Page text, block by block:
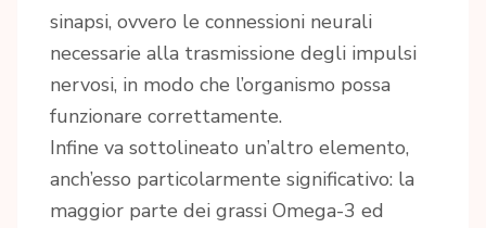
sinapsi, ovvero le connessioni neurali
necessarie alla trasmissione degli impulsi
nervosi, in modo che l’organismo possa
funzionare correttamente.
Infine va sottolineato un’altro elemento,
anch’esso particolarmente significativo: la
maggior parte dei grassi Omega-3 ed